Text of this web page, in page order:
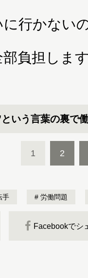
に行かない
部負担しま
という言葉の裏で
1 2
手 労働問題
Facebookでシ